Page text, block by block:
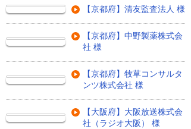
【京都府】清友監査法人 様
【京都府】中野製薬株式会
社 様
【京都府】牧草コンサルタ
ンツ株式会社 様
【大阪府】大阪放送株式会
社（ラジオ大阪） 様